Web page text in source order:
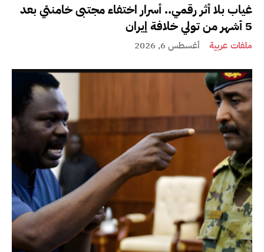
غياب بلا أثر رقمي.. أسرار اختفاء مجتبى خامنئي بعد
5 أشهر من تولي خلافة إيران
ملفات عربية أغسطس 6, 2026